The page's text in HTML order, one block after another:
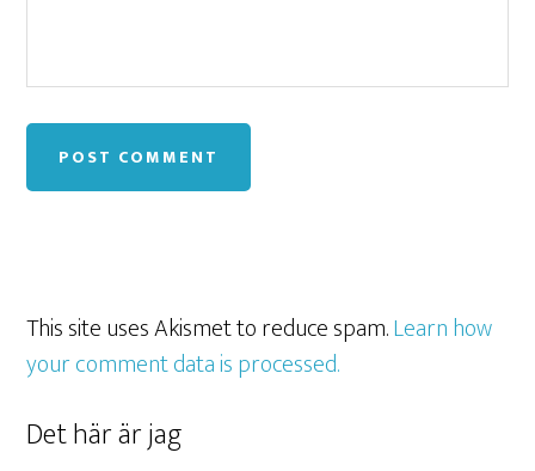
This site uses Akismet to reduce spam.Learn how
your comment data is processed.
Det här är jag